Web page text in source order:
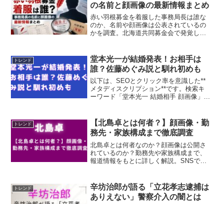
の名前と顔画像の最新情報まとめ
赤い羽根募金を着服した事務局長は誰な
のか、名前や顔画像は公表されているの
かを調査。北海道共同募金会で発覚した
わかりやすく解説します。
トレンド
堂本光一が結婚発表！お相手は
誰？佐藤めぐみ説と馴れ初めも
以下は、SEOとクリック率を意識した**
メタディスクリプション**です。検索キ
ーワード「堂本光一 結婚相手 顔画像」
ています（全角約115文字）。---堂本光一
さんが結婚を発表！お相手は誰？佐藤め
ぐみさんとの関係や馴れ初め、顔画像の
公開状況まで最新情報を詳しく解説しま
す。
トレンド
【北島卓とは何者？】顔画像・勤
務先・家族構成まで徹底調査
北島卓とは何者なのか？顔画像は公開さ
れているのか？勤務先や家族構成まで、
報道情報をもとに詳しく解説。SNSでの
トレンド
辛坊治郎が語る「立花孝志逮捕は
ありえない」警察介入の闇とは